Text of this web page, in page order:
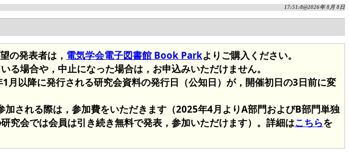
17:51:8@2026年 8月 8日
の発表者は， 電気学会電子図書館 Book Parkよりご購入ください。
る場合や，中止になった場合は，お申込みいただけません。
以降に発行される研究会資料の発行日（公知日）が，開催初日の3日前に変
される際は，参加費をいただきます（2025年4月よりA部門およびB部門単独
究会では会員は引き続き無料で発表，参加いただけます）。詳細はこちらを